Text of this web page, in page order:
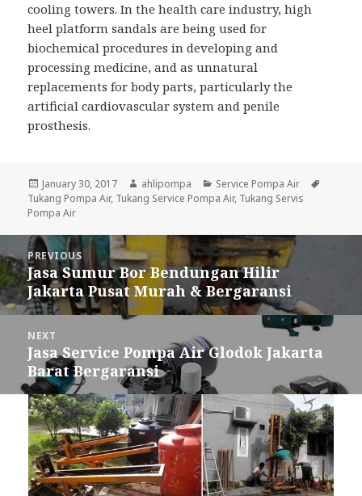
cooling towers. In the health care industry, high
heel platform sandals are being used for
biochemical procedures in developing and
processing medicine, and as unnatural
replacements for body parts, particularly the
artificial cardiovascular system and penile
prosthesis.
Posted
on
January 30, 2017 Author
ahlipompa Categories
Service Pompa Air
Tukang Pompa Air, Tukang Service Pompa Air, Tukang Servis
Pompa Air
Post
navigation
PREVIOUS
Previous
post:
Jasa Sumur Bor Bendungan Hilir
Jakarta Pusat Murah & Bergaransi
NEXT
Next
post:
Jasa Service Pompa Air Glodok Jakarta
Barat Bergaransi